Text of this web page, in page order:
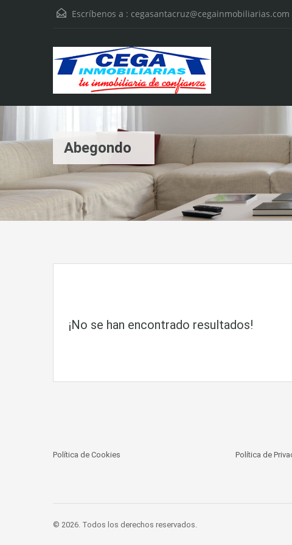
Escríbenos a : cegasantacruz@cegainmobiliarias.com
Abegondo
¡No se han encontrado resultados!
Política de Cookies Política de
© 2026. Todos los derechos reservados.